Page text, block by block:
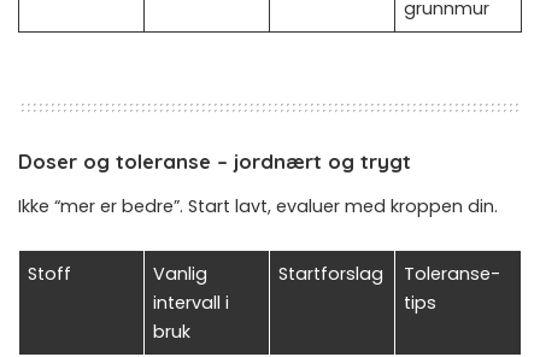
grunnmur
Doser og toleranse – jordnært og trygt
Ikke “mer er bedre”. Start lavt, evaluer med kroppen din.
Stoff
Vanlig
intervall i
bruk
Startforslag
Toleranse-
tips